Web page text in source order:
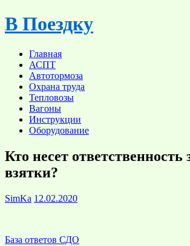
Skip
to
В Поездку
Главная
АСПТ
Автотормоза
Охрана труда
Тепловозы
Вагоны
Инструкции
Оборудование
Кто несет ответственность
взятки?
SimKa 12.02.2020
База ответов СДО